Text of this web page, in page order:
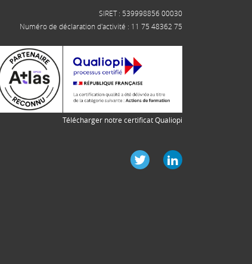
SIRET : 539998856 00030
Numéro de déclaration d'activité : 11 75 48362 75
Télécharger notre certificat Qualiopi